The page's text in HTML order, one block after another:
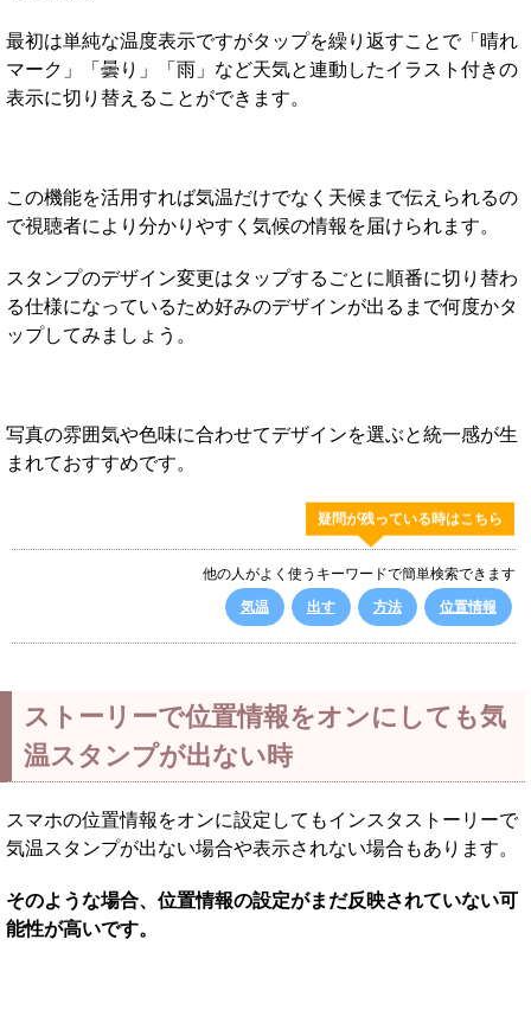
最初は単純な温度表示ですがタップを繰り返すことで「晴れ
マーク」「曇り」「雨」など天気と連動したイラスト付きの
表示に切り替えることができます。
この機能を活用すれば気温だけでなく天候まで伝えられるの
で視聴者により分かりやすく気候の情報を届けられます。
スタンプのデザイン変更はタップするごとに順番に切り替わ
る仕様になっているため好みのデザインが出るまで何度かタ
ップしてみましょう。
写真の雰囲気や色味に合わせてデザインを選ぶと統一感が生
まれておすすめです。
疑問が残っている時はこちら
他の人がよく使うキーワードで簡単検索できます
気温
出す 方法 位置情報
ストーリーで位置情報をオンにしても気
温スタンプが出ない時
スマホの位置情報をオンに設定してもインスタストーリーで
気温スタンプが出ない場合や表示されない場合もあります。
そのような場合、位置情報の設定がまだ反映されていない可
能性が高いです。